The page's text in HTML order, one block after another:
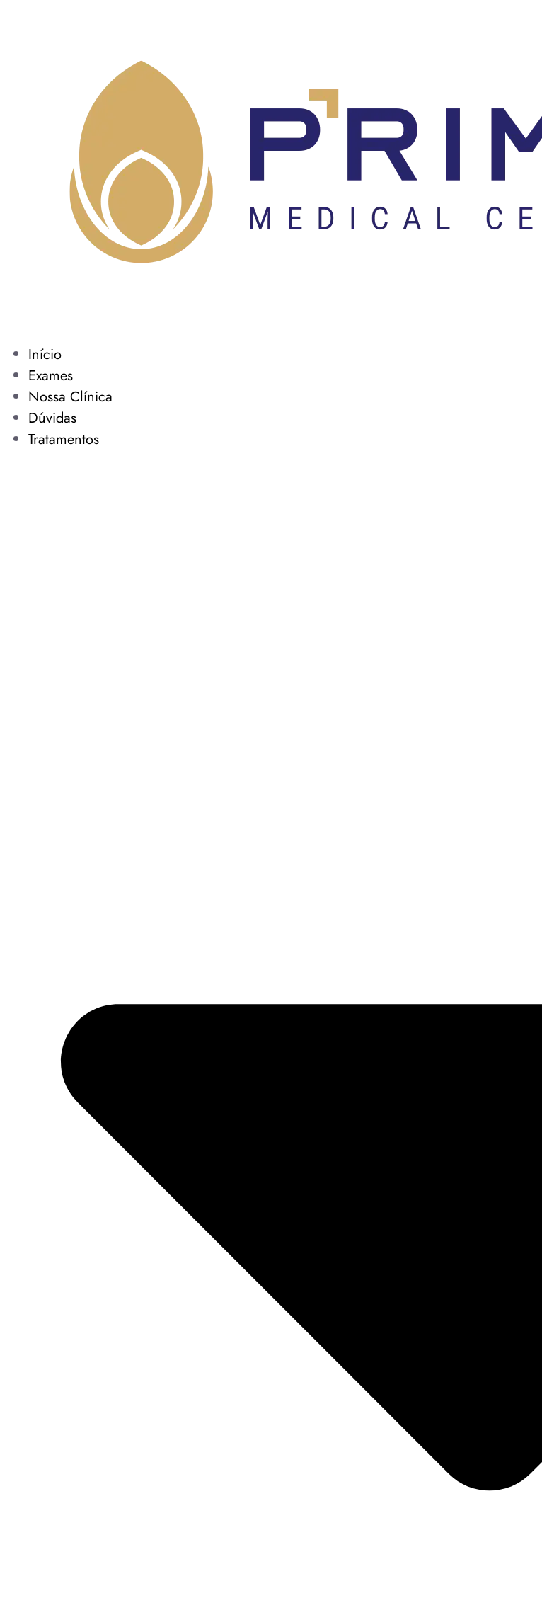
Início
Exames
Nossa Clínica
Dúvidas
Tratamentos